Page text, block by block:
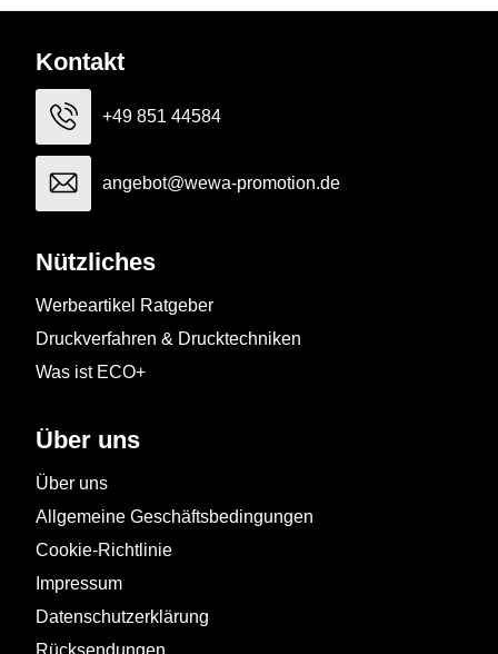
Kontakt
+49 851 44584
angebot@wewa-promotion.de
Nützliches
Werbeartikel Ratgeber
Druckverfahren & Drucktechniken
Was ist ECO+
Über uns
Über uns
Allgemeine Geschäftsbedingungen
Cookie-Richtlinie
Impressum
Datenschutzerklärung
Rücksendungen